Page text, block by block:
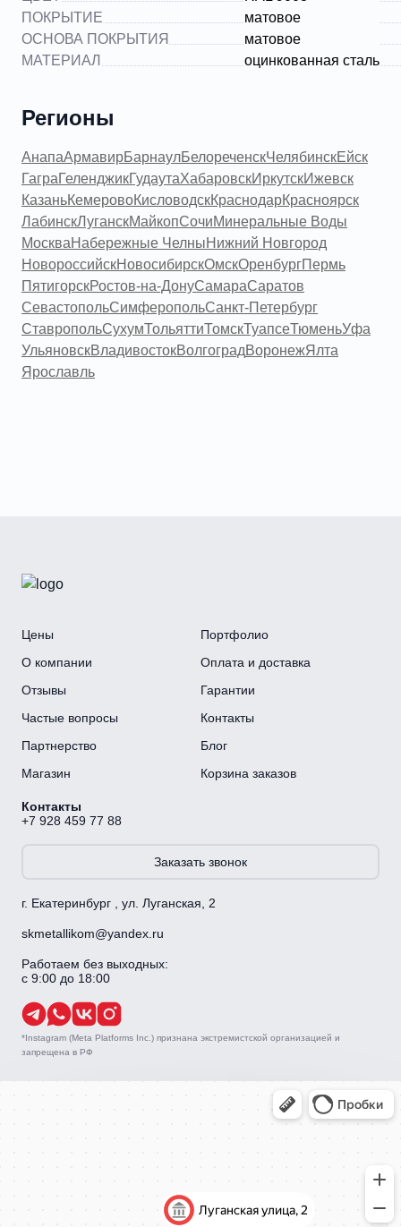
ПОКРЫТИЕ
ОСНОВА ПОКРЫТИЯ
МАТЕРИАЛ
матовое
матовое
оцинкованная сталь
Регионы
АнапаАрмавирБарнаулБелореченскЧелябинскЕйск
ГаграГеленджикГудаутаХабаровскИркутскИжевск
КазаньКемеровоКисловодскКраснодарКрасноярск
ЛабинскЛуганскМайкопСочиМинеральные Воды
МоскваНабережные ЧелныНижний Новгород
НовороссийскНовосибирскОмскОренбургПермь
ПятигорскРостов-на-ДонуСамараСаратов
СевастопольСимферопольСанкт-Петербург
СтавропольСухумТольяттиТомскТуапсеТюменьУфа
УльяновскВладивостокВолгоградВоронежЯлта
Ярославль
Цены
Портфолио
О компании
Оплата и доставка
Отзывы
Гарантии
Частые вопросы
Контакты
Партнерство
Блог
Магазин
Корзина заказов
Контакты
+7 928 459 77 88
Заказать звонок
г. Екатеринбург , ул. Луганская, 2
skmetallikom@yandex.ru
Работаем без выходных:
с 9:00 до 18:00
*Instagram (Meta Platforms Inc.) признана экстремистской организацией и
запрещена в РФ